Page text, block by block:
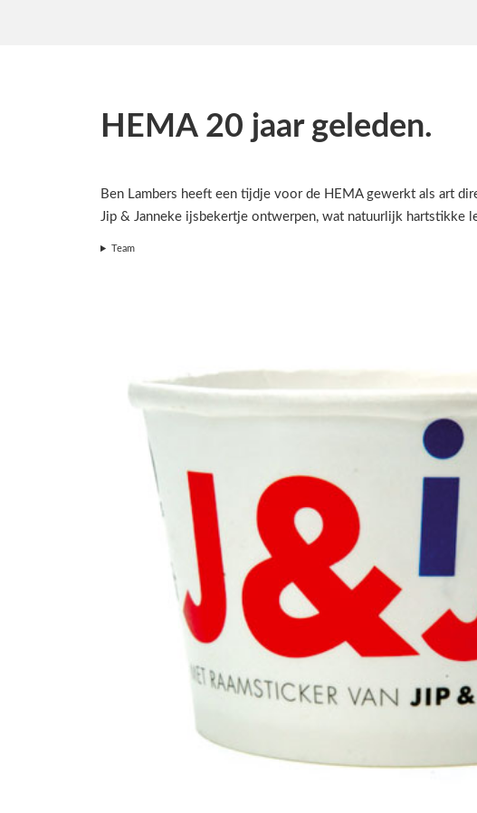
HEMA 20 jaar geleden.
Ben Lambers heeft een tijdje voor de HEMA gewerkt als art
Jip & Janneke ijsbekertje ontwerpen, wat natuurlijk hartstikke
Team